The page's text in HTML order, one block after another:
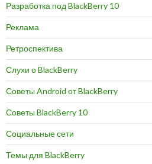
Разработка под BlackBerry 10
Реклама
Ретроспектива
Слухи о BlackBerry
Советы Android от BlackBerry
Советы BlackBerry 10
Социальные сети
Темы для BlackBerry